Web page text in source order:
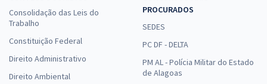
Consolidação das Leis do
Trabalho
Constituição Federal
Direito Administrativo
Direito Ambiental
PROCURADOS
SEDES
PC DF - DELTA
PM AL - Polícia Militar do Estado
de Alagoas